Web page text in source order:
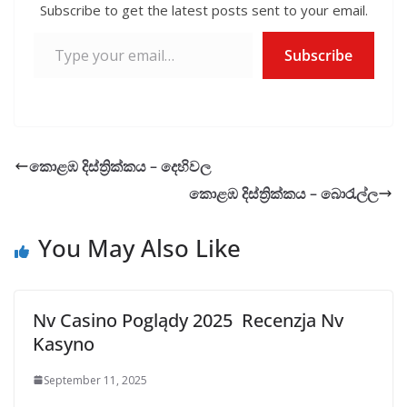
k p
Subscribe to get the latest posts sent to your email.
Subscribe
කොළඹ දිස්ත්‍රික්කය – දෙහිවල
කොළඹ දිස්ත්‍රික්කය – බොරැල්ල
You May Also Like
Nv Casino Poglądy 2025 ️ Recenzja Nv
Kasyno
September 11, 2025